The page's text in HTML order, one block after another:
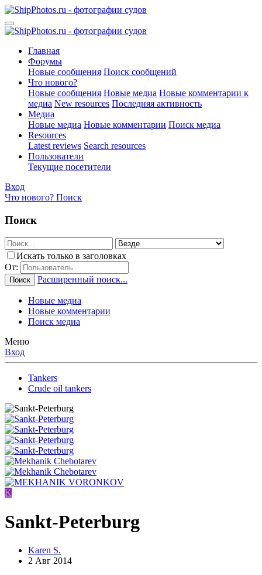
Главная
Форумы
Новые сообщения Поиск сообщений
Что нового?
Новые сообщения Новые медиа Новые комментарии к
медиа New resources Последняя активность
Медиа
Новые медиа Новые комментарии Поиск медиа
Resources
Latest reviews Search resources
Пользователи
Текущие посетители
Вход
Что нового? Поиск
Поиск
Искать только в заголовках
От:
Поиск Расширенный поиск...
Новые медиа
Новые комментарии
Поиск медиа
Меню
Вход
Tankers
Crude oil tankers
K
Sankt-Peterburg
Karen S.
2 Авг 2014